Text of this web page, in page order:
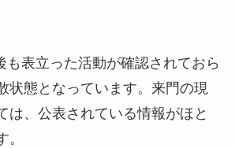
も表立った活動が確認されておら
状態となっています。来門の現
は、公表されている情報がほと